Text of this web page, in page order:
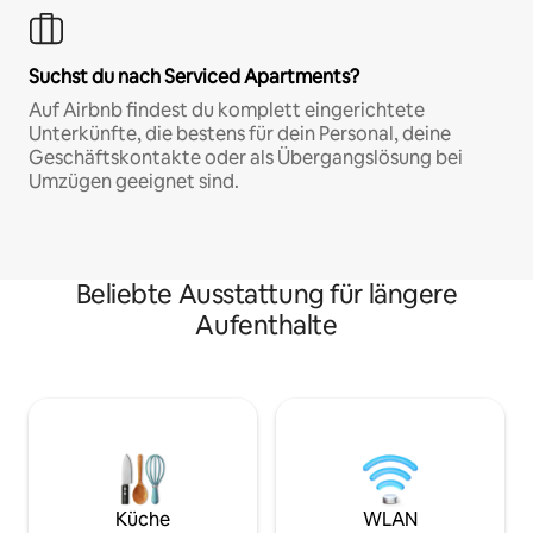
Suchst du nach Serviced Apartments?
Auf Airbnb findest du komplett eingerichtete
Unterkünfte, die bestens für dein Personal, deine
Geschäftskontakte oder als Übergangslösung bei
Umzügen geeignet sind.
Beliebte Ausstattung für längere
Aufenthalte
Küche WLAN